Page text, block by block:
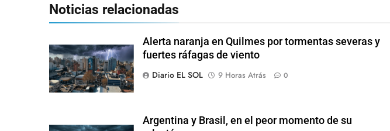
Noticias relacionadas
Alerta naranja en Quilmes por tormentas severas y
fuertes ráfagas de viento
Diario EL SOL
9 Horas Atrás 0
Argentina y Brasil, en el peor momento de su